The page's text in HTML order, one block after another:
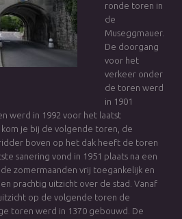
ronde toren in
de
Museggmauer.
De doorgang
voor het
verkeer onder
de toren werd
in 1901
werd in 1992 voor het laatst
je bij de volgende toren, de
boven op het dak heeft de toren
sanering vond in 1951 plaats na een
zomermaanden vrij toegankelijk en
prachtig uitzicht over de stad. Vanaf
op de volgende toren de
toren werd in 1370 gebouwd. De